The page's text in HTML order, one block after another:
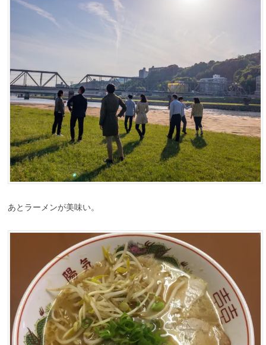
あとラーメンが美味い。